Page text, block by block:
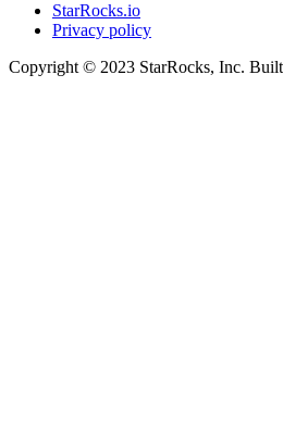
StarRocks.io
Privacy policy
Copyright © 2023 StarRocks, Inc.